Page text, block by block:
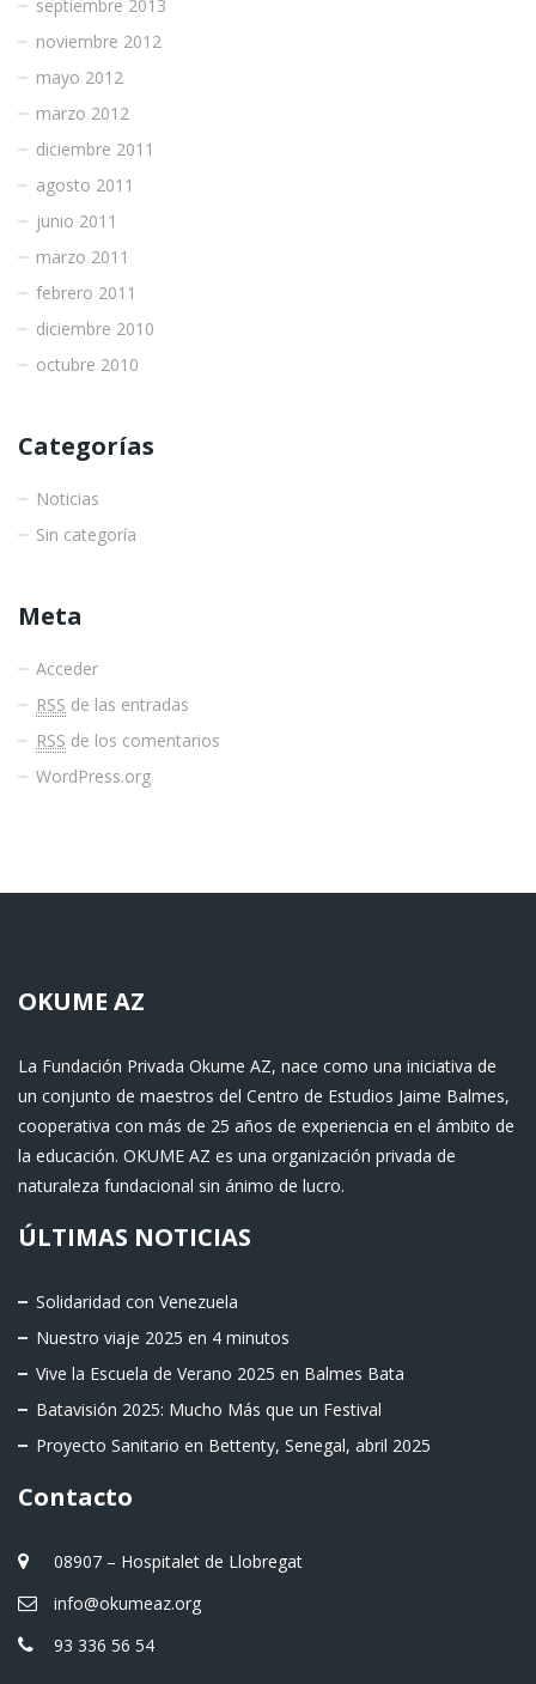
septiembre 2013
noviembre 2012
mayo 2012
marzo 2012
diciembre 2011
agosto 2011
junio 2011
marzo 2011
febrero 2011
diciembre 2010
octubre 2010
Categorías
Noticias
Sin categoría
Meta
Acceder
RSS de las entradas
RSS de los comentarios
WordPress.org
OKUME AZ
La Fundación Privada Okume AZ, nace como una iniciativa de
un conjunto de maestros del Centro de Estudios Jaime Balmes,
cooperativa con más de 25 años de experiencia en el ámbito de
la educación. OKUME AZ es una organización privada de
naturaleza fundacional sin ánimo de lucro.
ÚLTIMAS NOTICIAS
Solidaridad con Venezuela
Nuestro viaje 2025 en 4 minutos
Vive la Escuela de Verano 2025 en Balmes Bata
Batavisión 2025: Mucho Más que un Festival
Proyecto Sanitario en Bettenty, Senegal, abril 2025
Contacto
08907 – Hospitalet de Llobregat
info@okumeaz.org
93 336 56 54